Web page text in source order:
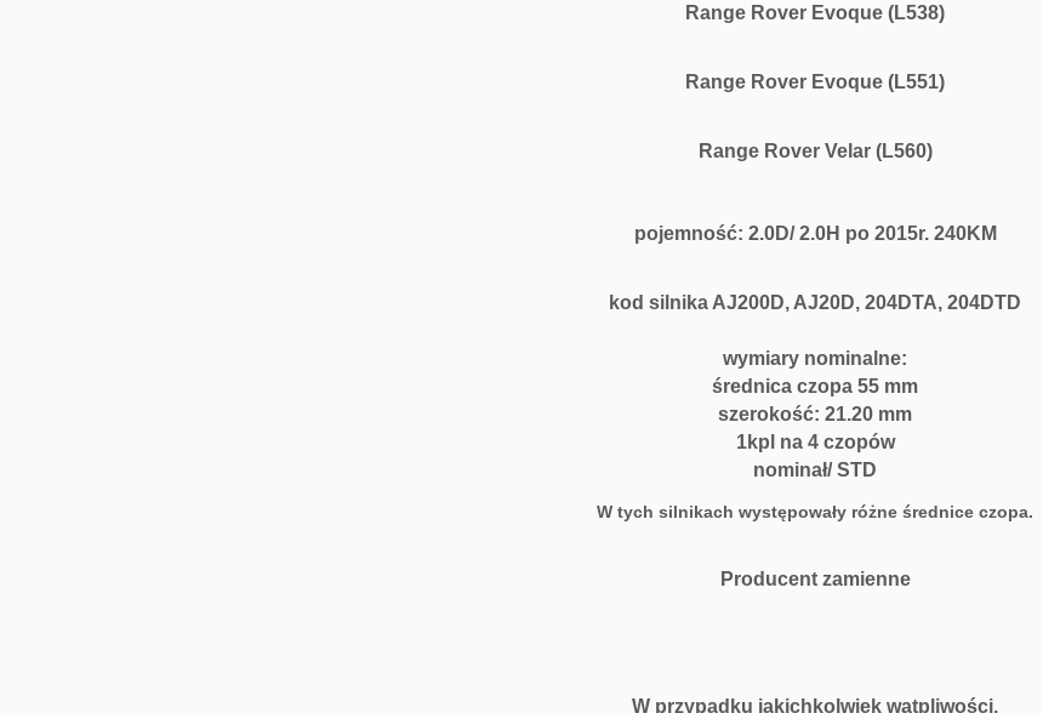
Range Rover Evoque (L538)
Range Rover Evoque (L551)
Range Rover Velar (L560)
pojemność: 2.0D/ 2.0H po 2015r. 240KM
kod silnika AJ200D, AJ20D, 204DTA, 204DTD
wymiary nominalne:
średnica czopa 55 mm
szerokość: 21.20 mm
1kpl na 4 czopów
nominał/ STD
W tych silnikach występowały różne średnice czopa.
Producent zamienne
W przypadku jakichkolwiek wątpliwości,